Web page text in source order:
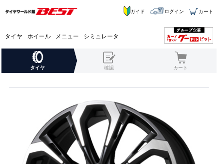
タイヤ ホイール メニュー シミュレータ
ガイド ログイン カート
タイヤ 確認 カート